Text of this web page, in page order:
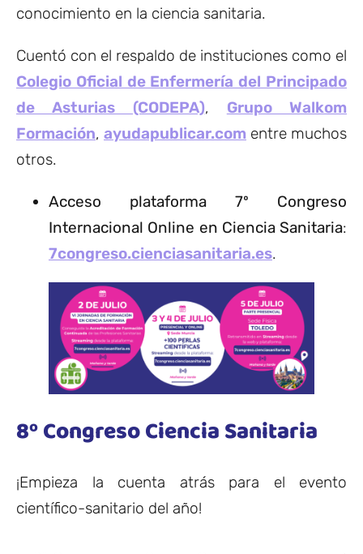
conocimiento en la ciencia sanitaria.
Cuentó con el respaldo de instituciones como el
Colegio Oficial de Enfermería del Principado
de Asturias (CODEPA), Grupo Walkom
Formación, ayudapublicar.com entre muchos
otros.
Acceso plataforma 7º Congreso
Internacional Online en Ciencia Sanitaria:
7congreso.cienciasanitaria.es.
8º Congreso Ciencia Sanitaria
¡Empieza la cuenta atrás para el evento
científico-sanitario del año!